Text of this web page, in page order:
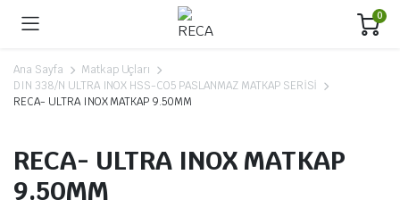
0
Ana Sayfa
Matkap Uçları
DIN 338/N ULTRA INOX HSS-CO5 PASLANMAZ MATKAP SERİSİ
RECA- ULTRA INOX MATKAP 9.50MM
RECA- ULTRA INOX MATKAP
9.50MM